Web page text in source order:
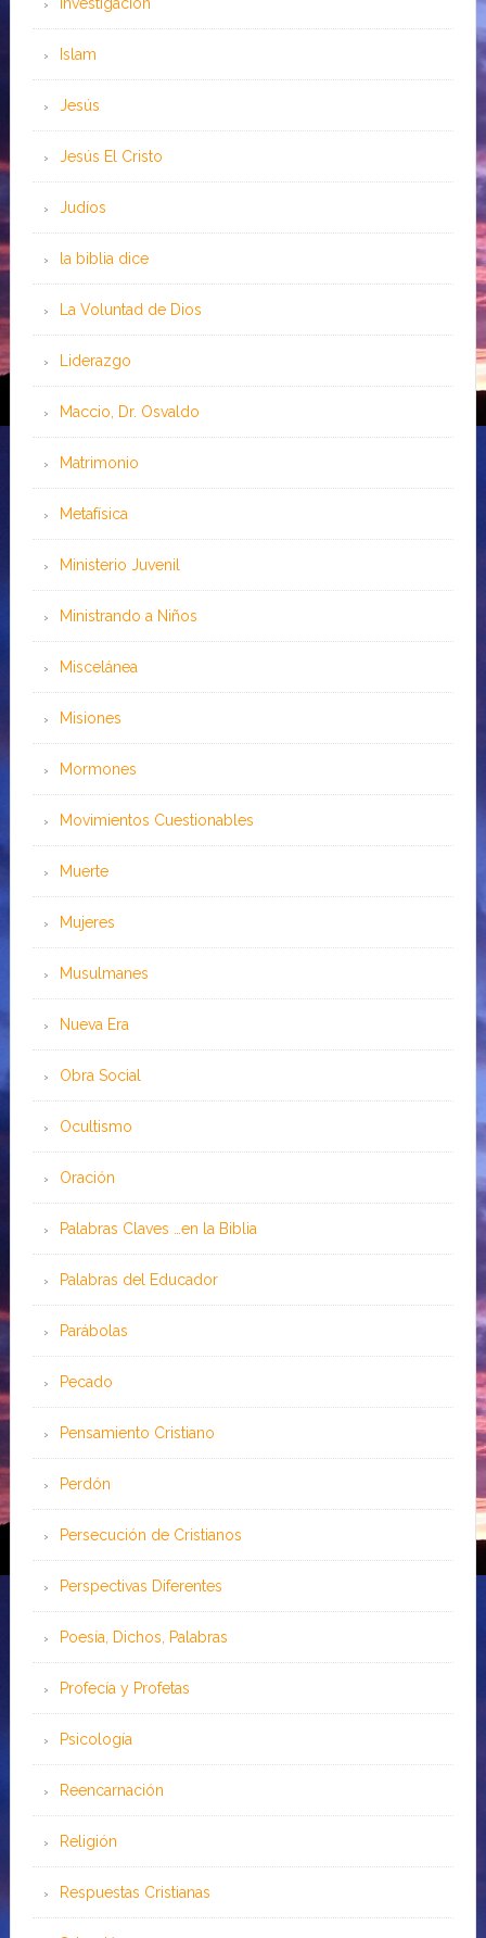
Islam
Jesús
Jesús El Cristo
Judíos
la biblia dice
La Voluntad de Dios
Liderazgo
Maccio, Dr. Osvaldo
Matrimonio
Metafísica
Ministerio Juvenil
Ministrando a Niños
Miscelánea
Misiones
Mormones
Movimientos Cuestionables
Muerte
Mujeres
Musulmanes
Nueva Era
Obra Social
Ocultismo
Oración
Palabras Claves …en la Biblia
Palabras del Educador
Parábolas
Pecado
Pensamiento Cristiano
Perdón
Persecución de Cristianos
Perspectivas Diferentes
Poesía, Dichos, Palabras
Profecía y Profetas
Psicología
Reencarnación
Religión
Respuestas Cristianas